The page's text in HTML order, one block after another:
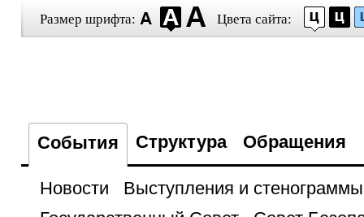
Размер шрифта: Цвета сайта:
События Структура Обращения
Новости
Выступления и стенограммы